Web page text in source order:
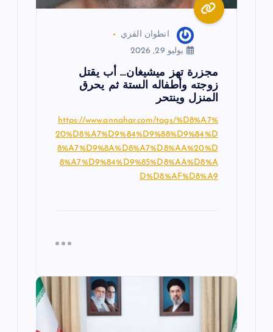
انطوان القزي
يوليو 29, 2026
مجزرة تهز ميشيغان… أب يقتل
زوجته وأطفاله الستة ثم يحرق
المنزل وينتحر
https://www.annahar.com/tags/%D8%A7%
20%D8%A7%D9%84%D9%88%D9%84%D
8%A7%D9%8A%D8%A7%D8%AA%20%D
8%A7%D9%84%D9%85%D8%AA%D8%A
D%D8%AF%D8%A9